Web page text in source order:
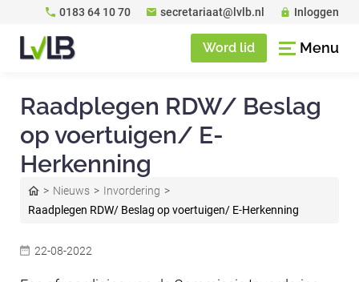
0183 64 10 70 secretariaat@lvlb.nl Inloggen
Word lid Menu
Raadplegen RDW/ Beslag
op voertuigen/ E-
Herkenning
Nieuws
Invordering
Raadplegen RDW/ Beslag op voertuigen/ E-Herkenning
22-08-2022